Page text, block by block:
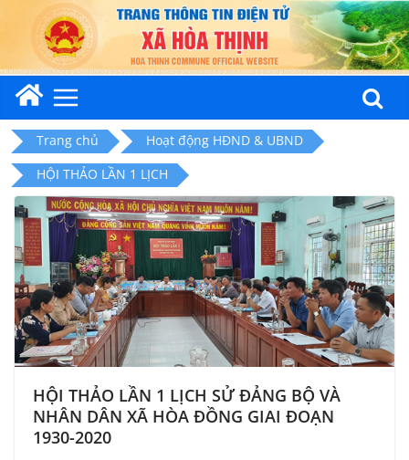
content
Trang chủ
Hoạt động HĐND & UBND
HỘI THẢO LẦN 1 LỊCH
HỘI THẢO LẦN 1 LỊCH SỬ ĐẢNG BỘ VÀ
NHÂN DÂN XÃ HÒA ĐỒNG GIAI ĐOẠN
1930-2020